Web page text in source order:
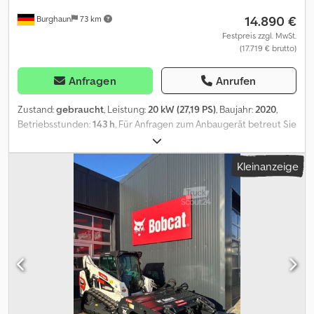
Burghaun 73 km 14.890 €
Festpreis zzgl. MwSt.
(17.719 € brutto)
Anfragen Anrufen
Zustand:gebraucht, Leistung:20 kW (27,19 PS), Baujahr:2020,
Betriebsstunden:143 h, Für Anfragen zum Anbaugerät betreut Sie
Herr Herden (unter Tel. gerne. Weber TRC 86 - Grabenwalze -
Baujahr: 2020 - mit Funk-Fernsteuerung - 143 Betriebsstunden
Preis: 14.890,00 € netto / 17.719,10 € brutto Betriebsgewicht nach
CECE: 1.390 kg Bandagenbreite: 854 mm Verdichtungskraft: 75 kN
Frequenz: 32 Hz Amplitude: 1,70 mm Mittl. stat. Linienlast CECE:
9,80 kg/cm Steigfähigkeit: 50 % bodenabhängig
Arbeits-/Eilgangsgeschwindigkeit: m/min bodenabhängig
Fahrantrieb: hydrostatisch, vier Bandagen Motorhersteller/Typ:
Lombardini LDW 1003 Motorart: 3-Zylinder Diesel, wassergekühlt
Motorleistung, max.: 19,5 kW / 26,7 PS Motorleistung bei
Betriebsdrehzahl: 15,6 kW / 21,3 PS bei 2600 U/min Das Gerät
verfügt über eine Funk-Fernsteuerung. Die Steuerung wird in der
Kleinanzeige